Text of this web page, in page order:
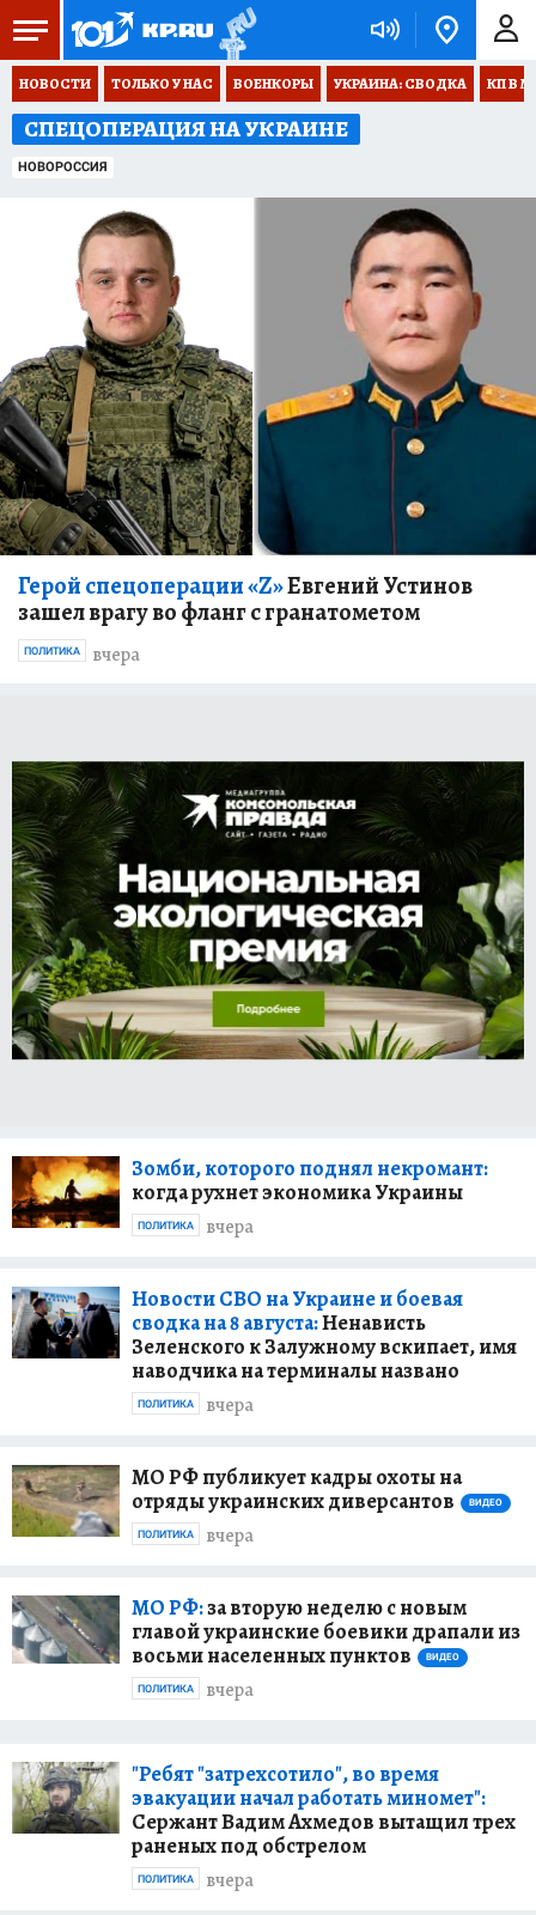
НОВОСТИ ТОЛЬКО У НАС ВОЕНКОРЫ УКРАИНА: СВОДКА КП В
СПЕЦОПЕРАЦИЯ НА УКРАИНЕ
НОВОРОССИЯ
Герой спецоперации «Z»Евгений Устинов
зашел врагу во фланг с гранатометом
вчера
ПОЛИТИКА
Зомби, которого поднял некромант:
когда рухнет экономика Украины
вчера
ПОЛИТИКА
Новости СВО на Украине и боевая
сводка на 8 августа:Ненависть
Зеленского к Залужному вскипает, имя
наводчика на терминалы названо
вчера
ПОЛИТИКА
МО РФ публикует кадры охоты на
отряды украинских диверсантов
ВИДЕО
вчера
ПОЛИТИКА
МО РФ:за вторую неделю с новым
главой украинские боевики драпали из
восьми населенных пунктов
ВИДЕО
вчера
ПОЛИТИКА
"Ребят "затрехсотило", во время
эвакуации начал работать миномет":
Сержант Вадим Ахмедов вытащил трех
раненых под обстрелом
вчера
ПОЛИТИКА